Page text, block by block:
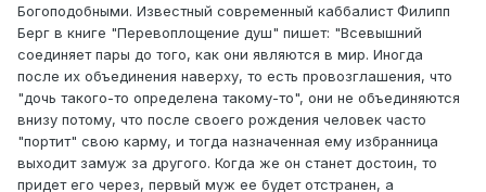
Богоподобными. Известный современный каббалист Филипп
Берг в книге "Перевоплощение душ" пишет: "Всевышний
соединяет пары до того, как они являются в мир. Иногда
после их объединения наверху, то есть провозглашения, что
"дочь такого-то определена такому-то", они не объединяются
внизу потому, что после своего рождения человек часто
"портит" свою карму, и тогда назначенная ему избранница
выходит замуж за другого. Когда же он станет достоин, то
придет его через, первый муж ее будет отстранен, а